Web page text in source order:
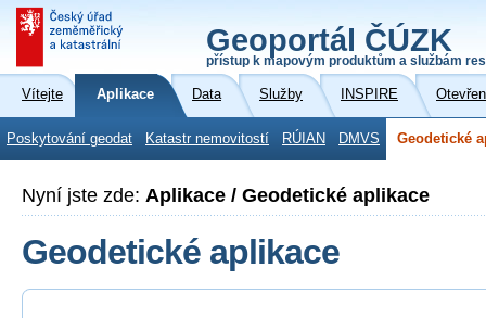
Geoportál ČÚZK
přístup k mapovým produktům a službám
Vítejte Aplikace Data Služby INSPIRE
Poskytování geodat Katastr nemovitostí RÚIAN DMVS Geodetické
Nyní jste zde: Aplikace / Geodetické aplikace
Geodetické aplikace